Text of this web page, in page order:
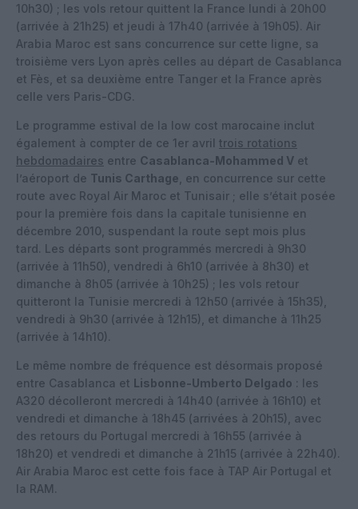
10h30) ; les vols retour quittent la France lundi à 20h00
(arrivée à 21h25) et jeudi à 17h40 (arrivée à 19h05). Air
Arabia Maroc est sans concurrence sur cette ligne, sa
troisième vers Lyon après celles au départ de Casablanca
et Fès, et sa deuxième entre Tanger et la France après
celle vers Paris-CDG.
Le programme estival de la low cost marocaine inclut
également à compter de ce 1er avril trois rotations
hebdomadaires entre Casablanca-Mohammed V et
l’aéroport de Tunis Carthage , en concurrence sur cette
route avec Royal Air Maroc et Tunisair ; elle s’était posée
pour la première fois dans la capitale tunisienne en
décembre 2010, suspendant la route sept mois plus
tard. Les départs sont programmés mercredi à 9h30
(arrivée à 11h50), vendredi à 6h10 (arrivée à 8h30) et
dimanche à 8h05 (arrivée à 10h25) ; les vols retour
quitteront la Tunisie mercredi à 12h50 (arrivée à 15h35),
vendredi à 9h30 (arrivée à 12h15), et dimanche à 11h25
(arrivée à 14h10).
Le même nombre de fréquence est désormais proposé
entre Casablanca et Lisbonne-Umberto Delgado : les
A320 décolleront mercredi à 14h40 (arrivée à 16h10) et
vendredi et dimanche à 18h45 (arrivées à 20h15), avec
des retours du Portugal mercredi à 16h55 (arrivée à
18h20) et vendredi et dimanche à 21h15 (arrivée à 22h40).
Air Arabia Maroc est cette fois face à TAP Air Portugal et
la RAM.